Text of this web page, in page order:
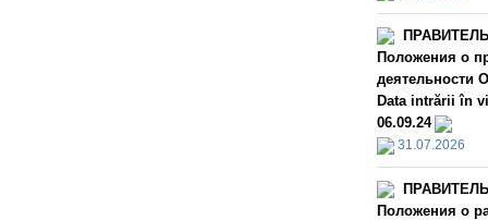
Положения о
деятельности
Data intrării în
06.09.24
31.07.2026
Положения о